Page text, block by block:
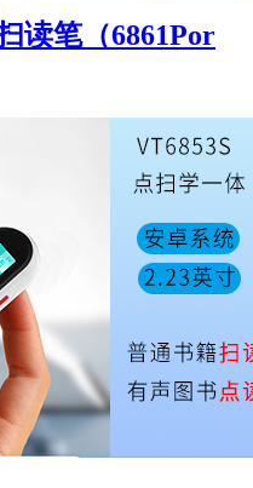
读笔（6861Por